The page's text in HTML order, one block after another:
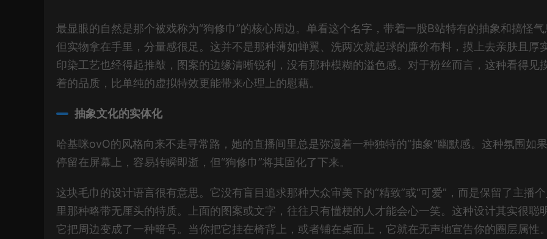
最显眼的自然是那个被戏称为“狗修巾”的核心周边。单看这个名字，带着一股B站特有的抽象和搞怪气
但实物拿在手里，分量感很足。这并不是那种薄如蝉翼、洗两次就起球的廉价布料，摸上去亲肤且厚实
印染工艺也经得起推敲，图案的边缘清晰锐利，没有那种模糊的溢色感。对于粉丝而言，这种看得见
着的品质，比单纯的虚拟特效更能带来心理上的慰藉。
抽象文化的实体化
哈基咪ovO的风格向来不走寻常路，她的直播间里总是弥漫着一种独特的“抽象”幽默感。这种氛围如
停留在屏幕上，容易转瞬即逝，但“狗修巾”将其固化了下来。
这块毛巾的设计语言很有意思。它没有盲目追求那种大众审美下的“精致”或“可爱”，而是保留了主播
里那种略带无厘头的特质。上面的图案或文字，往往只有懂梗的人才能会心一笑。这种设计其实很聪
它把周边变成了一种暗号。当你把它挂在椅背上，或者铺在桌面上，它就在无声地宣告你的圈层属性